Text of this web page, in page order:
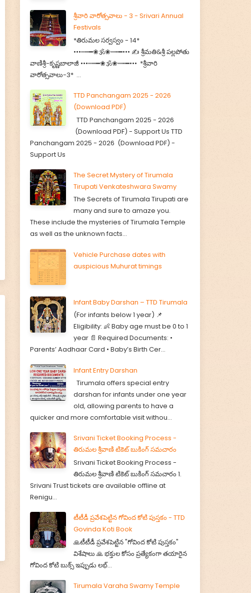
శ్రీవారి వారోత్సవాలు - 3 - Srivari Annual
Festivals
*తిరుమల సర్వస్వం - 14*
•••┉┅━❀🕉️❀┉┅━••• ✍️ శ్రీమతి&శ్రీ పల్లపోతు
వాణిశ్రీ-కృష్ణబాలాజీ •••┉┅━❀🕉️❀┉┅━••• *శ్రీవారి
వారోత్సవాలు-3* ...
TTD Panchangam 2025 - 2026
(Download PDF)
TTD Panchangam 2025 - 2026
(Download PDF) - Support Us TTD
Panchangam 2025 - 2026 (Download PDF) -
Support Us
The Secret Mystery of Tirumala
Tirupati Venkateshwara Swamy
The Secrets of Tirumala Tirupati are
many and sure to amaze you.
These include the mysteries of Tirumala Temple
as well as the unknown facts...
Vehicle Purchase dates with
auspicious Muhurat timings
Infant Baby Darshan – TTD Tirumala
(For infants below 1 year) 📌
Eligibility: 👶 Baby age must be 0 to 1
year 📄 Required Documents: •
Parents’ Aadhaar Card • Baby’s Birth Cer...
Infant Entry Darshan
Tirumala offers special entry
darshan for infants under one year
old, allowing parents to have a
quicker and more comfortable visit withou...
Srivani Ticket Booking Process -
తిరుమల శ్రీవాణి టికెట్ బుకింగ్ సమచారం
Srivani Ticket Booking Process -
తిరుమల శ్రీవాణి టికెట్ బుకింగ్ సమచారం 1.
Srivani Trust tickets are available offline at
Renigu...
టీటీడీ ప్రవేశపెట్టిన గోవింద కోటి పుస్తకం - TTD
Govinda Koti Book
🙏టీటీడీ ప్రవేశపెట్టిన "గోవింద కోటి పుస్తకం"
విశేషాలు 🙏 భక్తుల కోసం ప్రత్యేకంగా తయారైన
గోవింద కోటి బుక్స్ ఇప్పుడు లభ్...
Tirumala Varaha Swamy Temple
×